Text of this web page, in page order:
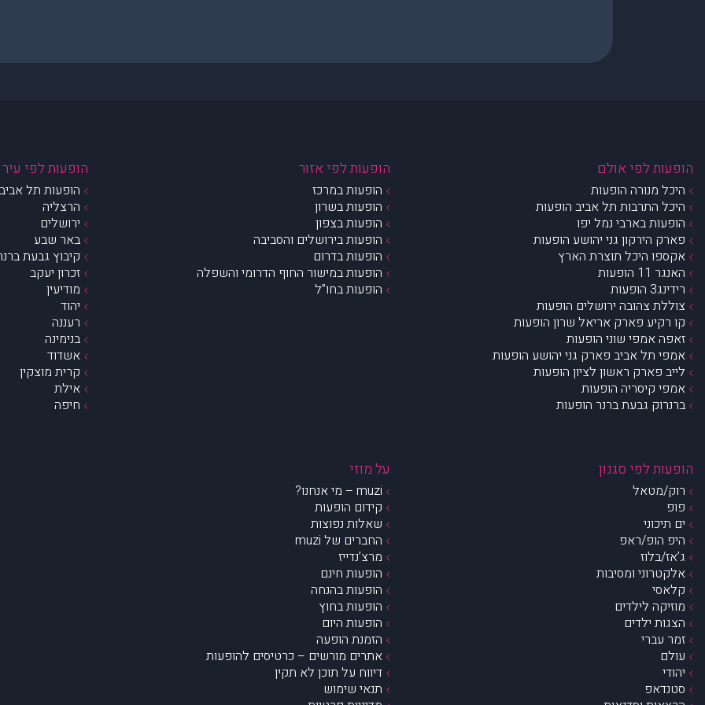
הופעות לפי אולם
היכל מנורה הופעות
היכל התרבות תל אביב הופעות
הופעות בארבי נמל יפו
פארק הירקון גני יהושע הופעות
אקספו היכל תוצרת הארץ
האנגר 11 הופעות
רידינג3 הופעות
צוללת צהובה ירושלים הופעות
קו רקיע פארק אריאל שרון הופעות
זאפה אמפי שוני הופעות
אמפי תל אביב פארק גני יהושע הופעות
לייב פארק ראשון לציון הופעות
אמפי קיסריה הופעות
ברנרוק גבעת ברנר הופעות
הופעות לפי אזור
הופעות במרכז
הופעות בשרון
הופעות בצפון
הופעות בירושלים והסביבה
הופעות בדרום
הופעות במישור החוף הדרומי והשפלה
הופעות בחו”ל
הופעות לפי עיר
הופעות תל
הרצליה
ירושלים
באר שבע
קיבוץ גבעת
זכרון יעקב
מודיעין
יהוד
רעננה
בנימינה
אשדוד
קרית מוצקין
אילת
חיפה
הופעות לפי סגנון
רוק/מטאל
פופ
ים תיכוני
היפ הופ/ראפ
ג’אז/בלוז
אלקטרוני ומסיבות
קלאסי
מוזיקה לילדים
הצגות ילדים
זמר עברי
עולם
יהודי
סטנדאפ
על מוזי
muzi – מי אנחנו?
קידום הופעות
שאלות נפוצות
החברים של muzi
מרצ’נדייז
הופעות חינם
הופעות בהנחה
הופעות בחוץ
הופעות היום
הזמנת הופעה
אתרים מורשים – כרטיסים להופעות
דיווח על תוכן לא תקין
תנאי שימוש